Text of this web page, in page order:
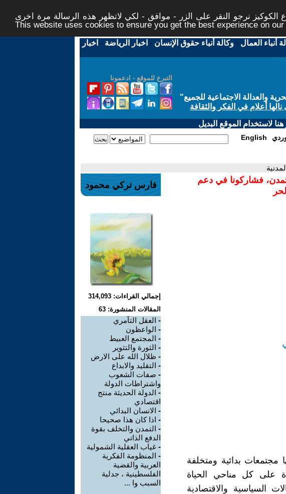
نرجو النقر على الزر - موافق - لكي لاتظهر هذه الرسالة مرة اخرى -
This website uses cookies to ensure you get the best experience on
أنباء العمال -وكالة أنباء حقوق الإنسان - اخبار الرياضة - اخبار
التبرع للموقع - ادعمونا
والعدالة الاجتماعية للجميع"
أعلام في الفكر والثقافة
لاستخدام الموقع البديل
English
فشاركونا في دعم
مجتمعات بدائية ومتخلفة
على كل مناحي الحياة
السياسية والاقتصادية
فارس تركي محمود
إجمالي القراءات: 314,093
المقالات المنشورة: 63
- العقل التآمري
- الواعظون
- المجتمع العبيط
- الثورة والتثوير
- ظلال الله على الارض
- التقليد والابداع
- صفات الشعوب
واشتراطات الدولة
- الدولة الحديثة منتج
اقتصادي
- الانسان البدائي
- اذا كان هذا صحيحا
- التمدن والتخلف بقوة
الدفع الذاتي
- غياب العقلية الشمولية
- المنظومة الفكرية
العربية والقضية
الفلسطينية ، جدلية
السبب وا ...